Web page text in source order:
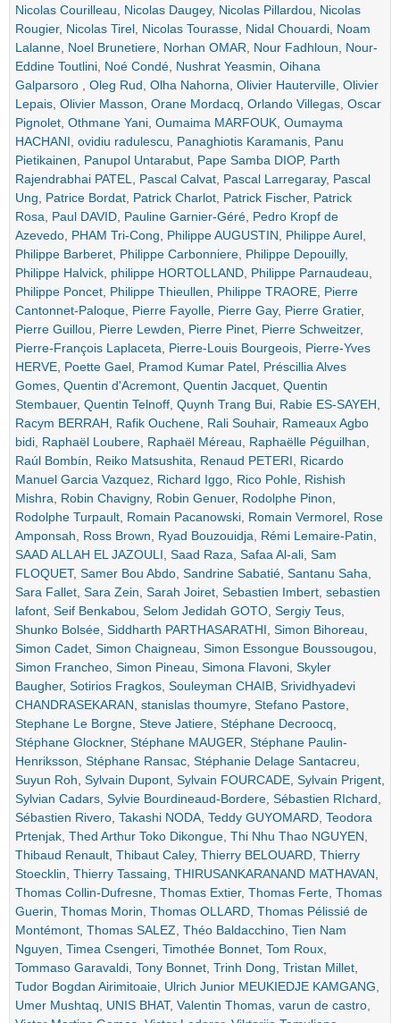
Nicolas Courilleau, Nicolas Daugey, Nicolas Pillardou, Nicolas
Rougier, Nicolas Tirel, Nicolas Tourasse, Nidal Chouardi, Noam
Lalanne, Noel Brunetiere, Norhan OMAR, Nour Fadhloun, Nour-
Eddine Toutlini, Noé Condé, Nushrat Yeasmin, Oihana
Galparsoro , Oleg Rud, Olha Nahorna, Olivier Hauterville, Olivier
Lepais, Olivier Masson, Orane Mordacq, Orlando Villegas, Oscar
Pignolet, Othmane Yani, Oumaima MARFOUK, Oumayma
HACHANI, ovidiu radulescu, Panaghiotis Karamanis, Panu
Pietikainen, Panupol Untarabut, Pape Samba DIOP, Parth
Rajendrabhai PATEL, Pascal Calvat, Pascal Larregaray, Pascal
Ung, Patrice Bordat, Patrick Charlot, Patrick Fischer, Patrick
Rosa, Paul DAVID, Pauline Garnier-Géré, Pedro Kropf de
Azevedo, PHAM Tri-Cong, Philippe AUGUSTIN, Philippe Aurel,
Philippe Barberet, Philippe Carbonniere, Philippe Depouilly,
Philippe Halvick, philippe HORTOLLAND, Philippe Parnaudeau,
Philippe Poncet, Philippe Thieullen, Philippe TRAORE, Pierre
Cantonnet-Paloque, Pierre Fayolle, Pierre Gay, Pierre Gratier,
Pierre Guillou, Pierre Lewden, Pierre Pinet, Pierre Schweitzer,
Pierre-François Laplaceta, Pierre-Louis Bourgeois, Pierre-Yves
HERVE, Poette Gael, Pramod Kumar Patel, Préscillia Alves
Gomes, Quentin d'Acremont, Quentin Jacquet, Quentin
Stembauer, Quentin Telnoff, Quynh Trang Bui, Rabie ES-SAYEH,
Racym BERRAH, Rafik Ouchene, Rali Souhair, Rameaux Agbo
bidi, Raphaël Loubere, Raphaël Méreau, Raphaëlle Péguilhan,
Raúl Bombín, Reiko Matsushita, Renaud PETERI, Ricardo
Manuel Garcia Vazquez, Richard Iggo, Rico Pohle, Rishish
Mishra, Robin Chavigny, Robin Genuer, Rodolphe Pinon,
Rodolphe Turpault, Romain Pacanowski, Romain Vermorel, Rose
Amponsah, Ross Brown, Ryad Bouzouidja, Rémi Lemaire-Patin,
SAAD ALLAH EL JAZOULI, Saad Raza, Safaa Al-ali, Sam
FLOQUET, Samer Bou Abdo, Sandrine Sabatié, Santanu Saha,
Sara Fallet, Sara Zein, Sarah Joiret, Sebastien Imbert, sebastien
lafont, Seif Benkabou, Selom Jedidah GOTO, Sergiy Teus,
Shunko Bolsée, Siddharth PARTHASARATHI, Simon Bihoreau,
Simon Cadet, Simon Chaigneau, Simon Essongue Boussougou,
Simon Francheo, Simon Pineau, Simona Flavoni, Skyler
Baugher, Sotirios Fragkos, Souleyman CHAIB, Srividhyadevi
CHANDRASEKARAN, stanislas thoumyre, Stefano Pastore,
Stephane Le Borgne, Steve Jatiere, Stéphane Decroocq,
Stéphane Glockner, Stéphane MAUGER, Stéphane Paulin-
Henriksson, Stéphane Ransac, Stéphanie Delage Santacreu,
Suyun Roh, Sylvain Dupont, Sylvain FOURCADE, Sylvain Prigent,
Sylvian Cadars, Sylvie Bourdineaud-Bordere, Sébastien RIchard,
Sébastien Rivero, Takashi NODA, Teddy GUYOMARD, Teodora
Prtenjak, Thed Arthur Toko Dikongue, Thi Nhu Thao NGUYEN,
Thibaud Renault, Thibaut Caley, Thierry BELOUARD, Thierry
Stoecklin, Thierry Tassaing, THIRUSANKARANAND MATHAVAN,
Thomas Collin-Dufresne, Thomas Extier, Thomas Ferte, Thomas
Guerin, Thomas Morin, Thomas OLLARD, Thomas Pélissié de
Montémont, Thomas SALEZ, Théo Baldacchino, Tien Nam
Nguyen, Timea Csengeri, Timothée Bonnet, Tom Roux,
Tommaso Garavaldi, Tony Bonnet, Trinh Dong, Tristan Millet,
Tudor Bogdan Airimitoaie, Ulrich Junior MEUKIEDJE KAMGANG,
Umer Mushtaq, UNIS BHAT, Valentin Thomas, varun de castro,